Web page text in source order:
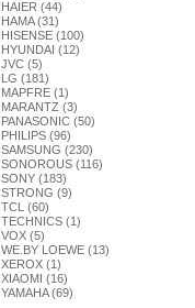
HAIER (44)
HAMA (31)
HISENSE (100)
HYUNDAI (12)
JVC (5)
LG (181)
MAPFRE (1)
MARANTZ (3)
PANASONIC (50)
PHILIPS (96)
SAMSUNG (230)
SONOROUS (116)
SONY (183)
STRONG (9)
TCL (60)
TECHNICS (1)
VOX (5)
WE.BY LOEWE (13)
XEROX (1)
XIAOMI (16)
YAMAHA (69)